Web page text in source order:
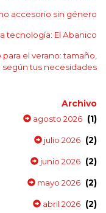
accesorio sin género
tecnología: El Abanico
el verano: tamaño,
según tus necesidades
Archivo
agosto 2026 (1)
julio 2026 (2)
junio 2026 (2)
mayo 2026 (2)
abril 2026 (2)